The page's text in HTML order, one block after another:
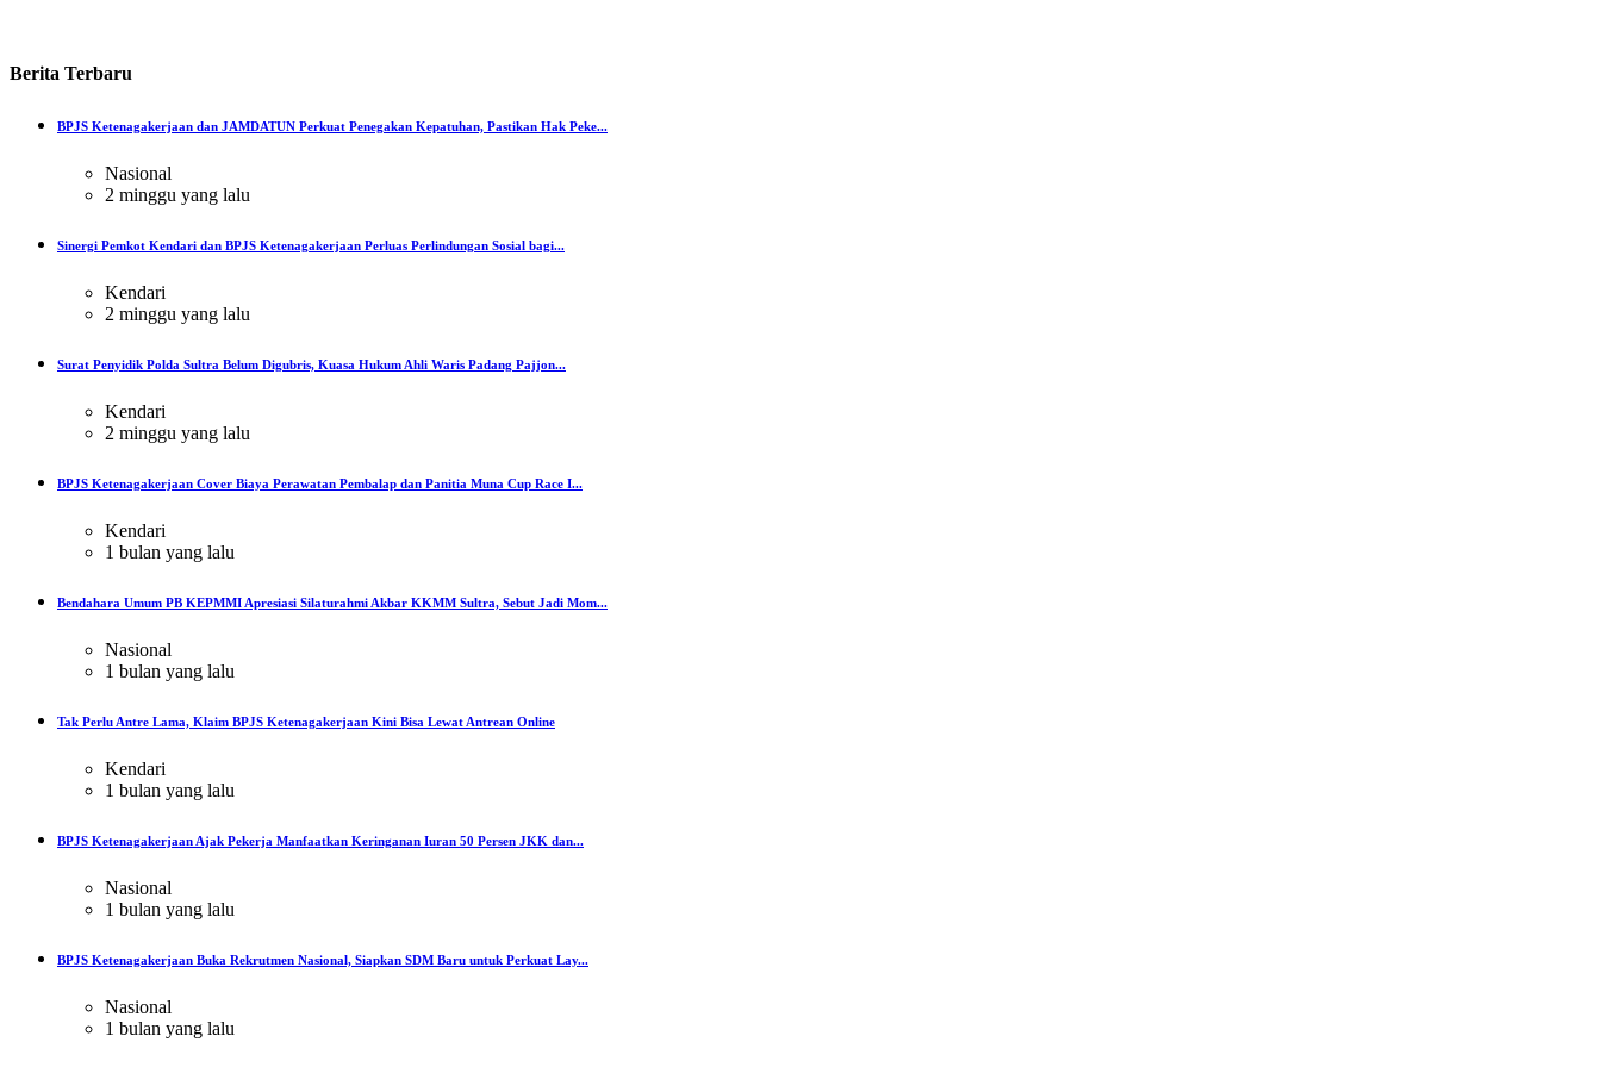
Berita Terbaru
BPJS Ketenagakerjaan dan JAMDATUN Perkuat Penegakan Kepatuhan, Pastikan Hak Peke...
Nasional
2 minggu yang lalu
Sinergi Pemkot Kendari dan BPJS Ketenagakerjaan Perluas Perlindungan Sosial bagi...
Kendari
2 minggu yang lalu
Surat Penyidik Polda Sultra Belum Digubris, Kuasa Hukum Ahli Waris Padang Pajjon...
Kendari
2 minggu yang lalu
BPJS Ketenagakerjaan Cover Biaya Perawatan Pembalap dan Panitia Muna Cup Race I...
Kendari
1 bulan yang lalu
Bendahara Umum PB KEPMMI Apresiasi Silaturahmi Akbar KKMM Sultra, Sebut Jadi Mom...
Nasional
1 bulan yang lalu
Tak Perlu Antre Lama, Klaim BPJS Ketenagakerjaan Kini Bisa Lewat Antrean Online
Kendari
1 bulan yang lalu
BPJS Ketenagakerjaan Ajak Pekerja Manfaatkan Keringanan Iuran 50 Persen JKK dan...
Nasional
1 bulan yang lalu
BPJS Ketenagakerjaan Buka Rekrutmen Nasional, Siapkan SDM Baru untuk Perkuat Lay...
Nasional
1 bulan yang lalu